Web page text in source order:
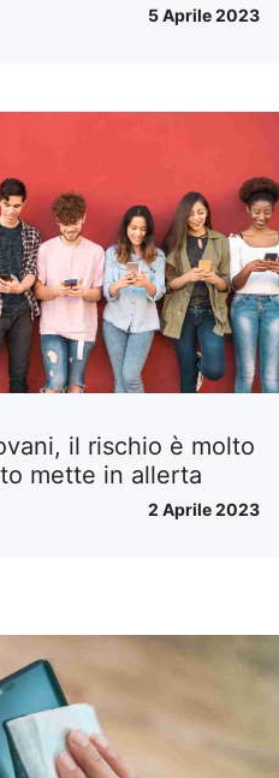
5 Aprile 2023
il rischio è molto
mette in allerta
2 Aprile 2023